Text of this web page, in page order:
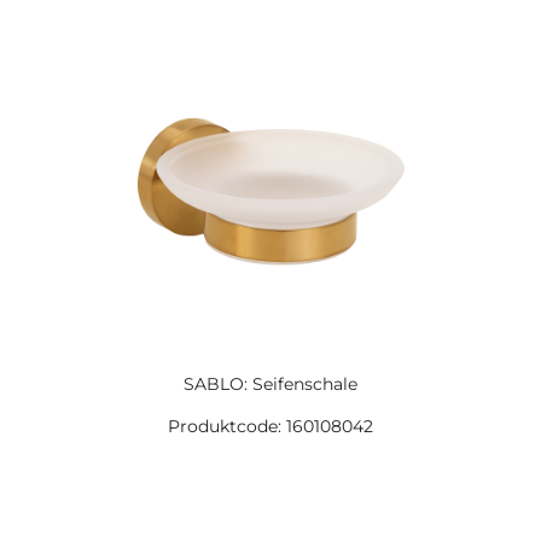
SABLO: Seifenschale
Produktcode: 160108042